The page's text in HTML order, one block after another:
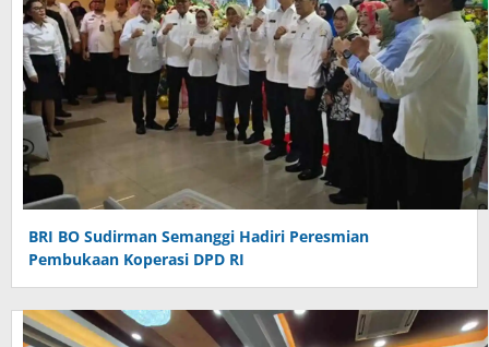
BRI BO Sudirman Semanggi Hadiri Peresmian
Pembukaan Koperasi DPD RI